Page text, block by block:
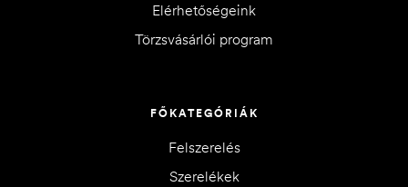
Elérhetőségeink
Törzsvásárlói program
FŐKATEGÓRIÁK
Felszerelés
Szerelékek